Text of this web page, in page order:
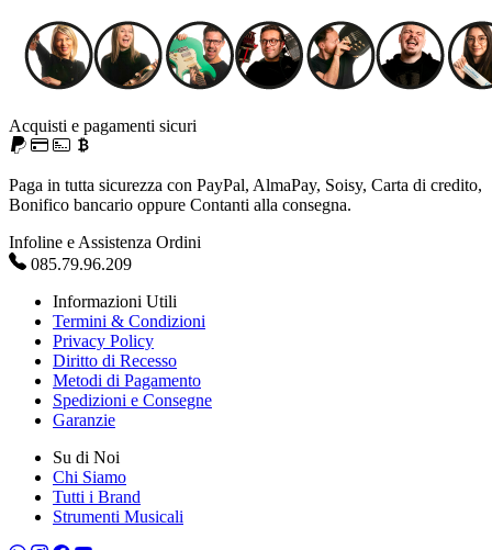
Acquisti e pagamenti sicuri
Paga in tutta sicurezza con PayPal, AlmaPay, Soisy, Carta di credito,
Bonifico bancario oppure Contanti alla consegna.
Infoline e Assistenza Ordini
085.79.96.209
Informazioni Utili
Termini & Condizioni
Privacy Policy
Diritto di Recesso
Metodi di Pagamento
Spedizioni e Consegne
Garanzie
Su di Noi
Chi Siamo
Tutti i Brand
Strumenti Musicali